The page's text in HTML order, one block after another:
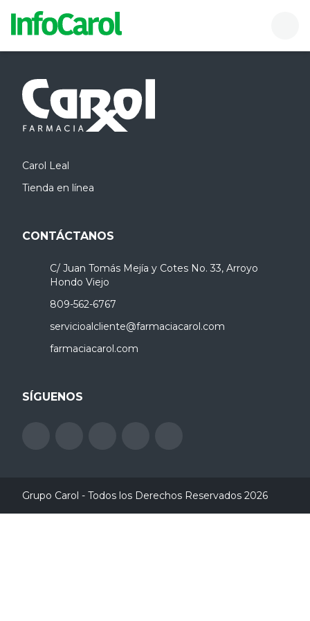
InfoCarol
Carol Leal
Tienda en línea
CONTÁCTANOS
C/ Juan Tomás Mejía y Cotes No. 33, Arroyo
Hondo Viejo
809-562-6767
servicioalcliente@farmaciacarol.com
farmaciacarol.com
SÍGUENOS
Grupo Carol - Todos los Derechos Reservados 2026